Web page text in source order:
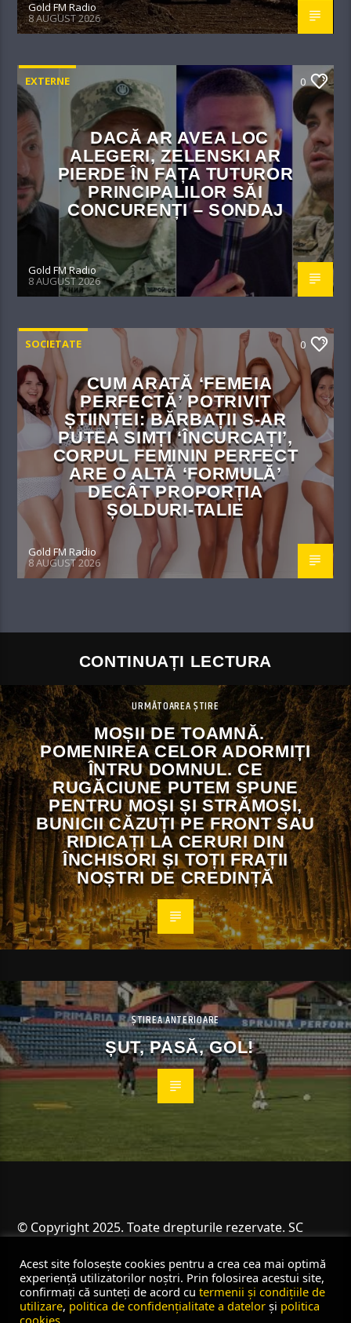
Gold FM Radio
8 AUGUST 2026
EXTERNE 0
DACĂ AR AVEA LOC
ALEGERI, ZELENSKI AR
PIERDE ÎN FAȚA TUTUROR
PRINCIPALILOR SĂI
CONCURENȚI – SONDAJ
Gold FM Radio
8 AUGUST 2026
SOCIETATE 0
CUM ARATĂ ‘FEMEIA
PERFECTĂ’ POTRIVIT
ȘTIINȚEI: BĂRBAȚII S-AR
PUTEA SIMȚI ‘ÎNCURCAȚI’,
CORPUL FEMININ PERFECT
ARE O ALTĂ ‘FORMULĂ’
DECÂT PROPORȚIA
ȘOLDURI-TALIE
Gold FM Radio
8 AUGUST 2026
CONTINUAȚI LECTURA
URMĂTOAREA ȘTIRE
MOȘII DE TOAMNĂ.
POMENIREA CELOR ADORMIȚI
ÎNTRU DOMNUL. CE
RUGĂCIUNE PUTEM SPUNE
PENTRU MOȘI ȘI STRĂMOȘI,
BUNICII CĂZUȚI PE FRONT SAU
RIDICAȚI LA CERURI DIN
ÎNCHISORI ȘI TOȚI FRAȚII
NOȘTRI DE CREDINȚĂ
ȘTIREA ANTERIOARE
ȘUT, PASĂ, GOL!
© Copyright 2025. Toate drepturile rezervate. SC
Acest site folosește cookies pentru a crea cea mai optimă
experiență utilizatorilor noștri. Prin folosirea acestui site,
confirmați că sunteți de acord cu termenii și condițiile de
utilizare, politica de confidențialitate a datelor și politica
cookies